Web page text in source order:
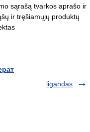
sąrašą tvarkos aprašo ir
ir tręšiamųjų produktų
ligandas